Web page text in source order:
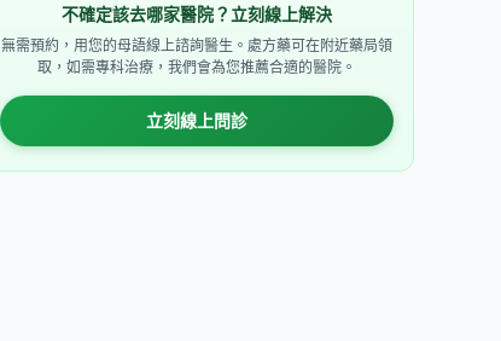
不確定該去哪家醫院？立刻線上解決
無需預約，用您的母語線上諮詢醫生。處方藥可在附近藥局領
取，如需專科治療，我們會為您推薦合適的醫院。
立刻線上問診